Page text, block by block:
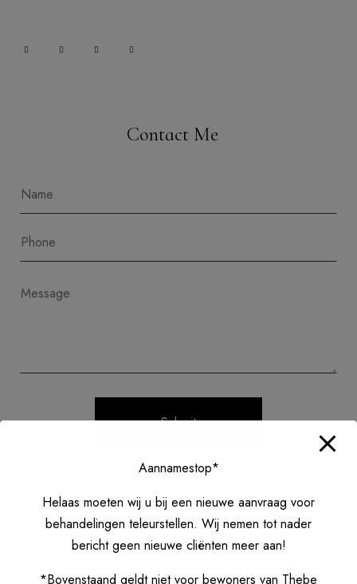
Contact Me
About me
Aannamestop*
Helaas moeten wij u bij een nieuwe aanvraag voor
behandelingen teleurstellen. Wij nemen tot nader
bericht geen nieuwe cliënten meer aan!
*Bovenstaand geldt niet voor bewoners van Thebe